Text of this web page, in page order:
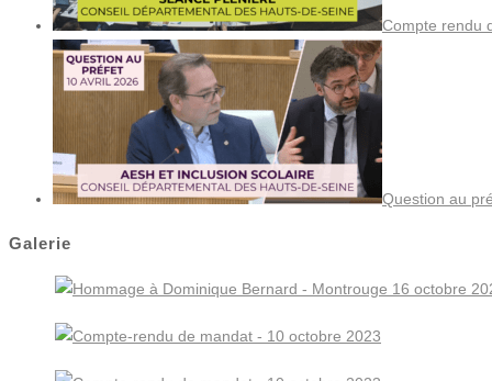
Compte rendu
Question au
Galerie